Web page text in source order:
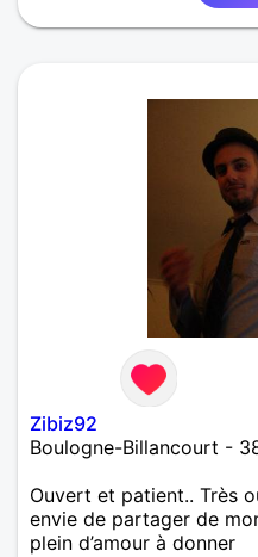
Zibiz92
Boulogne-Billancourt -
Ouvert et patient.. Très
envie de partager de
plein d’amour à donner